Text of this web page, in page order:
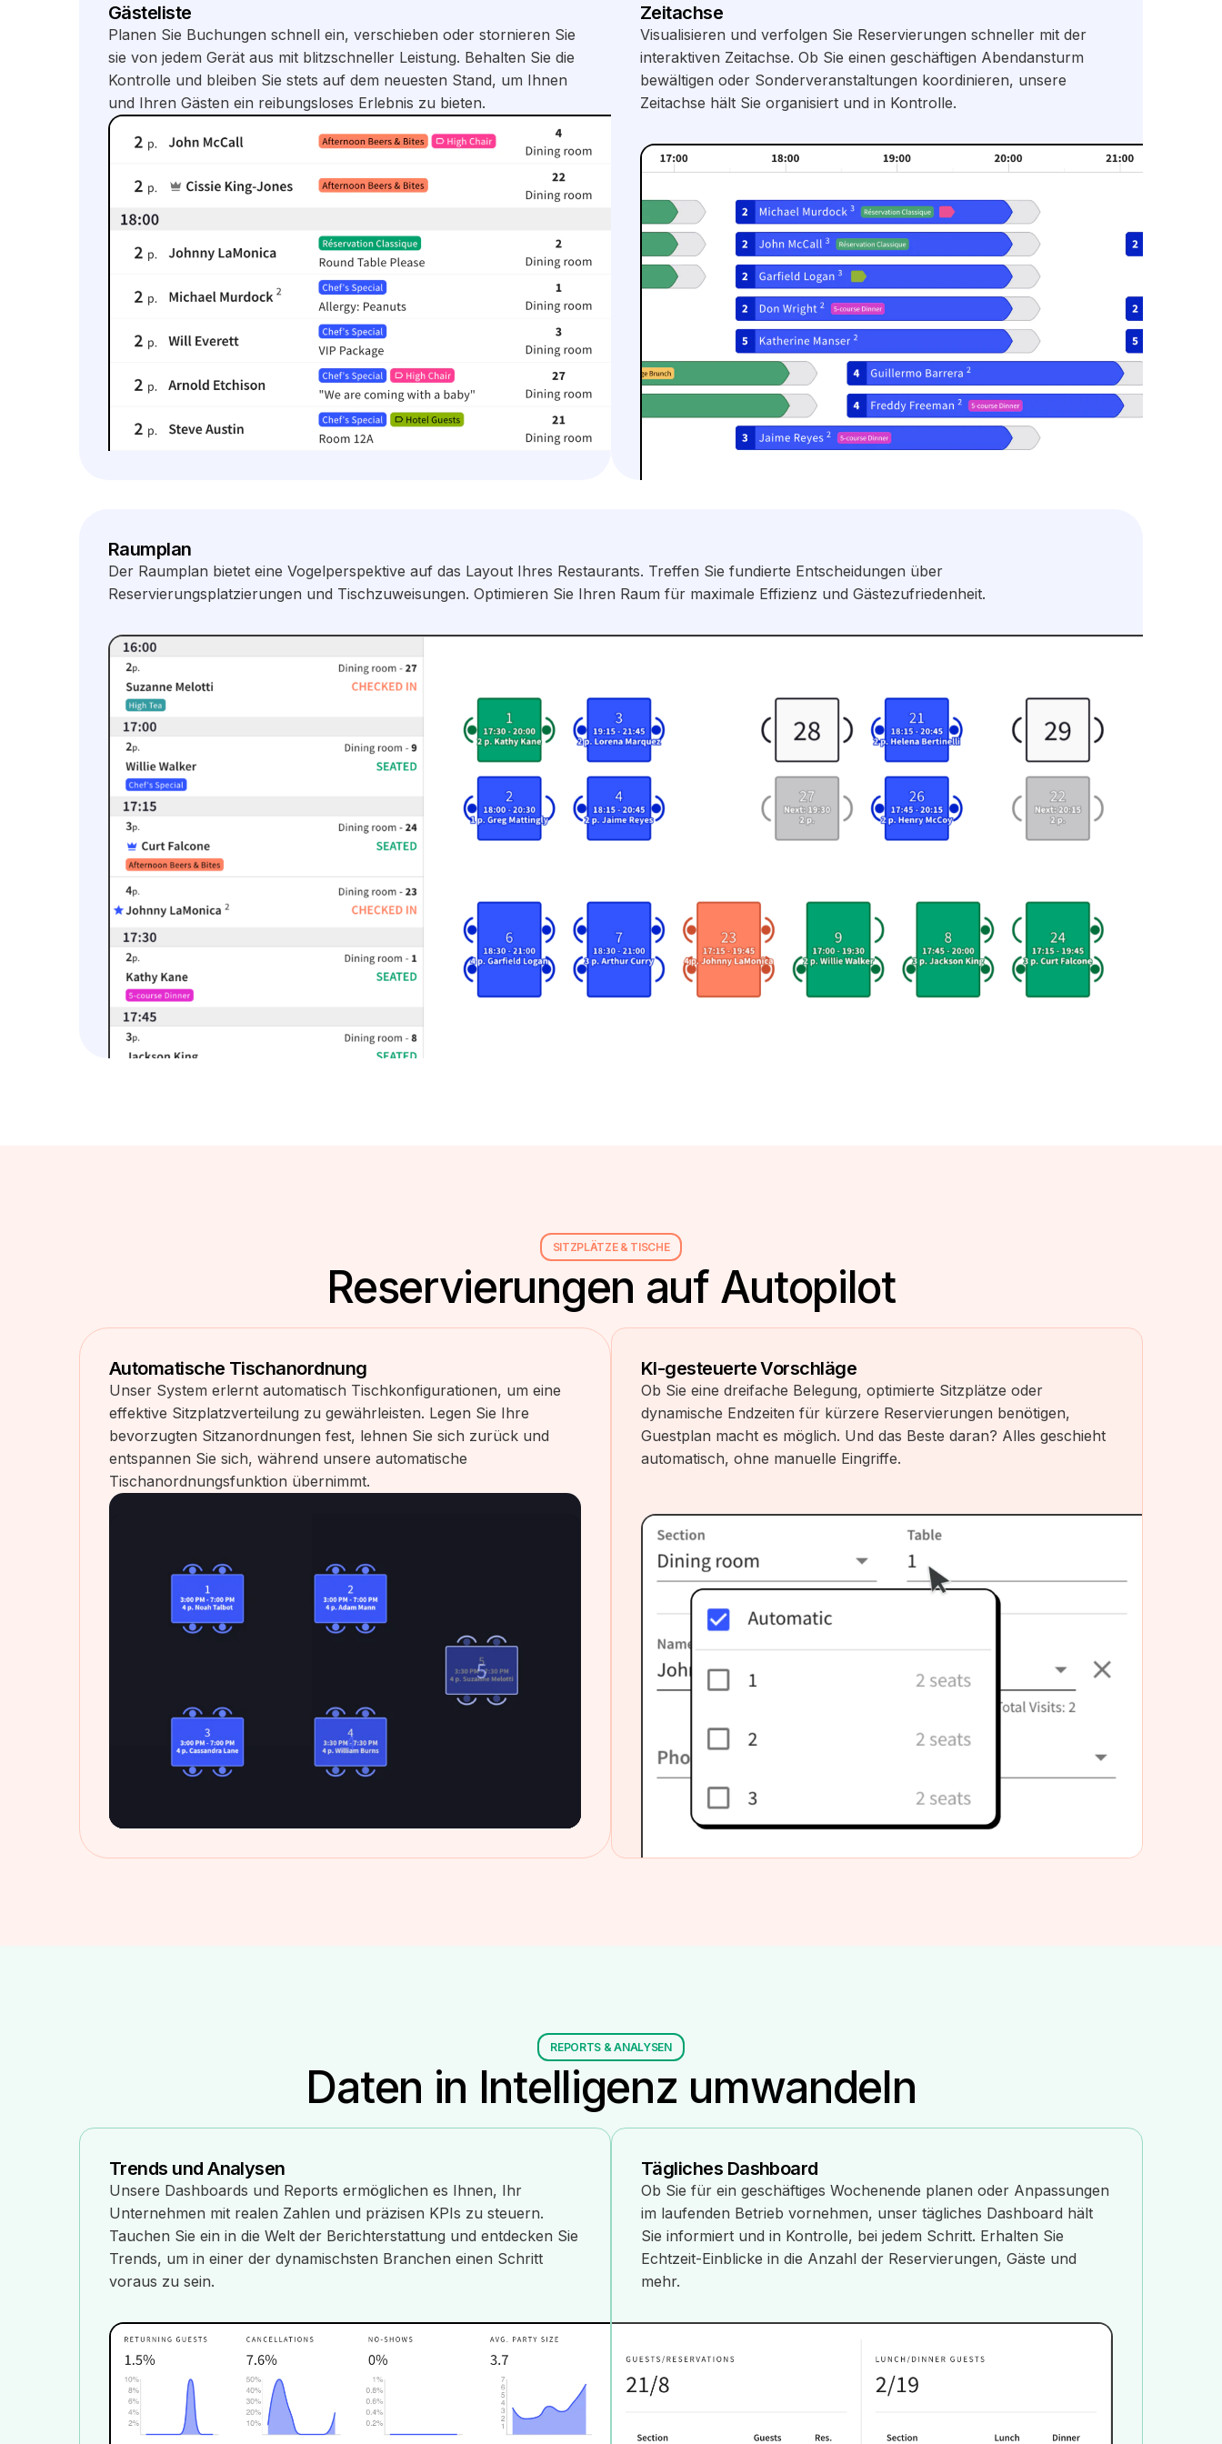
Gästeliste
Planen Sie Buchungen schnell ein, verschieben oder stornieren Sie
sie von jedem Gerät aus mit blitzschneller Leistung. Behalten Sie die
Kontrolle und bleiben Sie stets auf dem neuesten Stand, um Ihnen
und Ihren Gästen ein reibungsloses Erlebnis zu bieten.
Zeitachse
Visualisieren und verfolgen Sie Reservierungen schneller mit der
interaktiven Zeitachse. Ob Sie einen geschäftigen Abendansturm
bewältigen oder Sonderveranstaltungen koordinieren, unsere
Zeitachse hält Sie organisiert und in Kontrolle.
Raumplan
Der Raumplan bietet eine Vogelperspektive auf das Layout Ihres Restaurants. Treffen Sie fundierte Entscheidungen über
Reservierungsplatzierungen und Tischzuweisungen. Optimieren Sie Ihren Raum für maximale Effizienz und Gästezufriedenheit.
SITZPLÄTZE & TISCHE
Reservierungen auf Autopilot​
Automatische Tischanordnung
Unser System erlernt automatisch Tischkonfigurationen, um eine
effektive Sitzplatzverteilung zu gewährleisten. Legen Sie Ihre
bevorzugten Sitzanordnungen fest, lehnen Sie sich zurück und
entspannen Sie sich, während unsere automatische
Tischanordnungsfunktion übernimmt.
KI-gesteuerte Vorschläge
Ob Sie eine dreifache Belegung, optimierte Sitzplätze oder
dynamische Endzeiten für kürzere Reservierungen benötigen,
Guestplan macht es möglich. Und das Beste daran? Alles geschieht
automatisch, ohne manuelle Eingriffe.
REPORTS & ANALYSEN
Daten in Intelligenz umwandeln​​
Trends und Analysen
Unsere Dashboards und Reports ermöglichen es Ihnen, Ihr
Unternehmen mit realen Zahlen und präzisen KPIs zu steuern.
Tauchen Sie ein in die Welt der Berichterstattung und entdecken Sie
Trends, um in einer der dynamischsten Branchen einen Schritt
voraus zu sein.
Tägliches Dashboard
Ob Sie für ein geschäftiges Wochenende planen oder Anpassungen
im laufenden Betrieb vornehmen, unser tägliches Dashboard hält
Sie informiert und in Kontrolle, bei jedem Schritt. Erhalten Sie
Echtzeit-Einblicke in die Anzahl der Reservierungen, Gäste und
mehr.